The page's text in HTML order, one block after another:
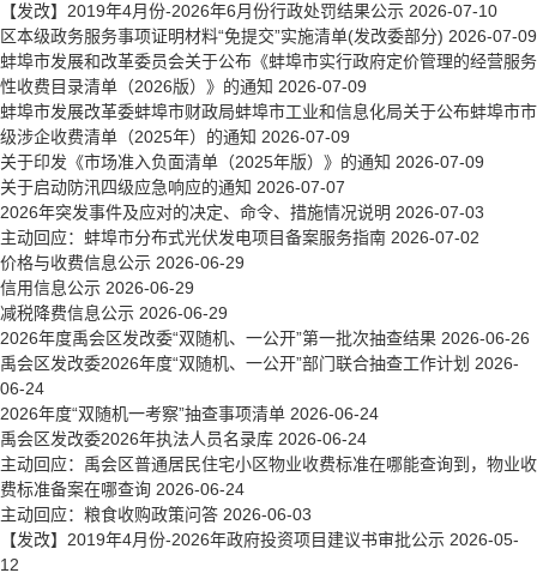
【发改】2019年4月份-2026年6月份行政处罚结果公示 2026-07-10
区本级政务服务事项证明材料“免提交”实施清单(发改委部分) 2026-07-09
蚌埠市发展和改革委员会关于公布《蚌埠市实行政府定价管理的经营服务
性收费目录清单（2026版）》的通知 2026-07-09
蚌埠市发展改革委蚌埠市财政局蚌埠市工业和信息化局关于公布蚌埠市市
级涉企收费清单（2025年）的通知 2026-07-09
关于印发《市场准入负面清单（2025年版）》的通知 2026-07-09
关于启动防汛四级应急响应的通知 2026-07-07
2026年突发事件及应对的决定、命令、措施情况说明 2026-07-03
主动回应：蚌埠市分布式光伏发电项目备案服务指南 2026-07-02
价格与收费信息公示 2026-06-29
信用信息公示 2026-06-29
减税降费信息公示 2026-06-29
2026年度禹会区发改委“双随机、一公开”第一批次抽查结果 2026-06-26
禹会区发改委2026年度“双随机、一公开”部门联合抽查工作计划 2026-
06-24
2026年度“双随机一考察”抽查事项清单 2026-06-24
禹会区发改委2026年执法人员名录库 2026-06-24
主动回应：禹会区普通居民住宅小区物业收费标准在哪能查询到，物业收
费标准备案在哪查询 2026-06-24
主动回应：粮食收购政策问答 2026-06-03
【发改】2019年4月份-2026年政府投资项目建议书审批公示 2026-05-
12